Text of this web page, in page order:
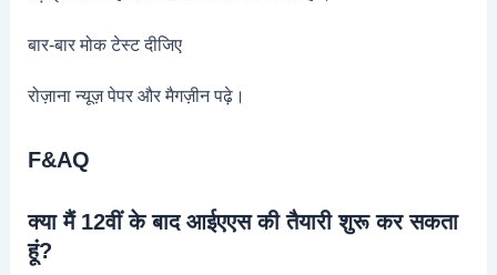
बार-बार मोक टेस्ट दीजिए
रोज़ाना न्यूज़ पेपर और मैगज़ीन पढ़े।
F&AQ
क्या मैं 12वीं के बाद आईएएस की तैयारी शुरू कर सकता
हूं?